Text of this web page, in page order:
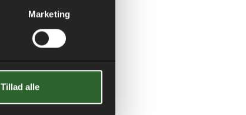
Marketing
Tillad alle